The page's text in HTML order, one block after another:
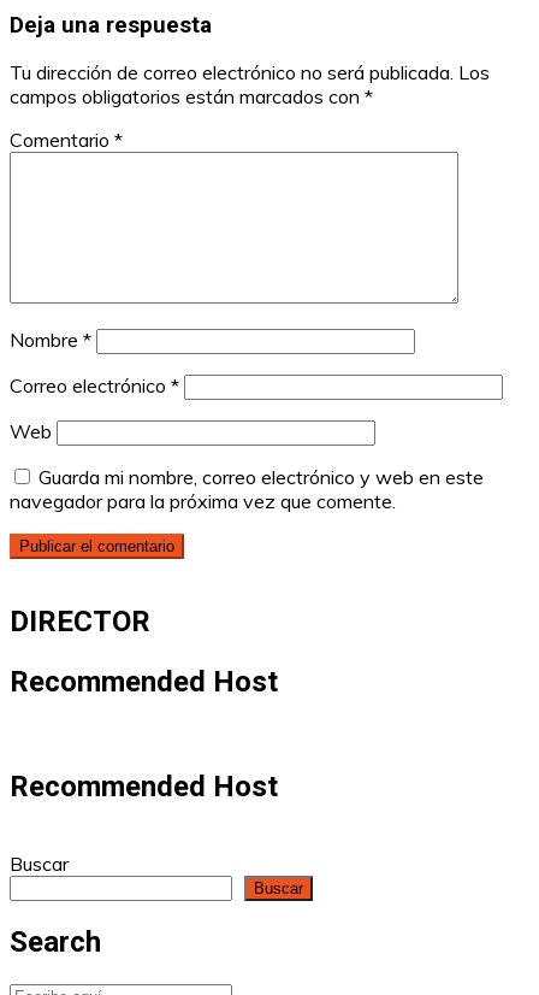
Deja una respuesta
Tu dirección de correo electrónico no será publicada. Los
campos obligatorios están marcados con *
Comentario *
Nombre *
Correo electrónico *
Web
Guarda mi nombre, correo electrónico y web en este
navegador para la próxima vez que comente.
DIRECTOR
Recommended Host
Recommended Host
Buscar
Buscar
Search